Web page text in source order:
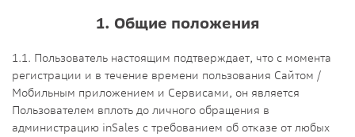
1. Общие положения
1.1. Пользователь настоящим подтверждает, что с момента
регистрации и в течение времени пользования Сайтом /
Мобильным приложением и Сервисами, он является
Пользователем вплоть до личного обращения в
администрацию inSales с требованием об отказе от любых